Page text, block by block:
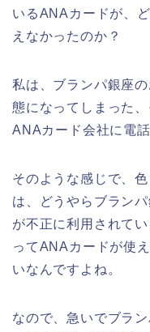
いるANAカードが、
えなかったのか？
私は、ブランパ銀座
態になってしまった
ANAカード会社に電
そのような感じで、
は、どうやらブラン
が不正に利用されて
ってANAカードが使
いなんですよね。
なので、急いでブラ